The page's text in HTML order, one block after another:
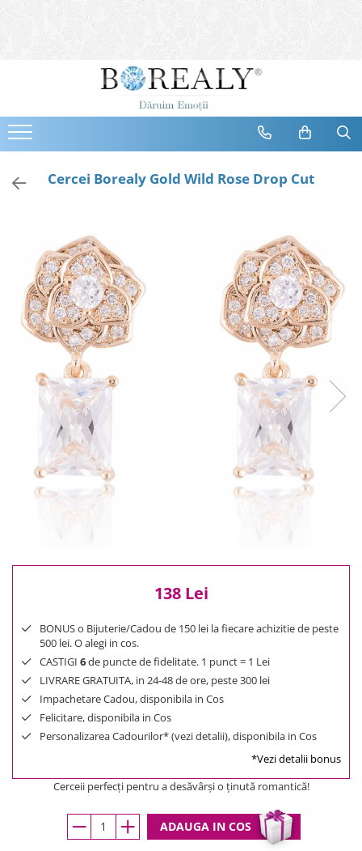
Bijuterii
Cercei
Bratari
Coliere
Destinatari
Bijuterii Femei
Bijuterii Copii
Bijuterii Mirese
Selectii
Reduceri
Cele mai noi
Cele mai vandute
Cele mai votate
Cu video
Pret
300 Lei - 500 Lei
Cercei Borealy Gold Wild Rose Drop Cut
138 Lei
BONUS o Bijuterie/Cadou de 150 lei la fiecare achizitie de peste
500 lei. O alegi in cos.
CASTIGI 6de puncte de fidelitate. 1 punct = 1 Lei
LIVRARE GRATUITA, in 24-48 de ore, peste 300 lei
Impachetare Cadou, disponibila in Cos
Felicitare, disponibila in Cos
Personalizarea Cadourilor* (vezi detalii), disponibila in Cos
*Vezi detalii bonus
Cerceii perfecți pentru a desăvârși o ținută romantică!
ADAUGA IN COS